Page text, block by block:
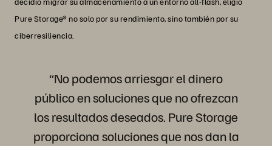
Pure Storage® no solo por su rendimiento, sino también por su
ciberresiliencia.
“No podemos arriesgar el dinero
público en soluciones que no ofrezcan
los resultados deseados. Pure Storage
proporciona soluciones que nos dan la